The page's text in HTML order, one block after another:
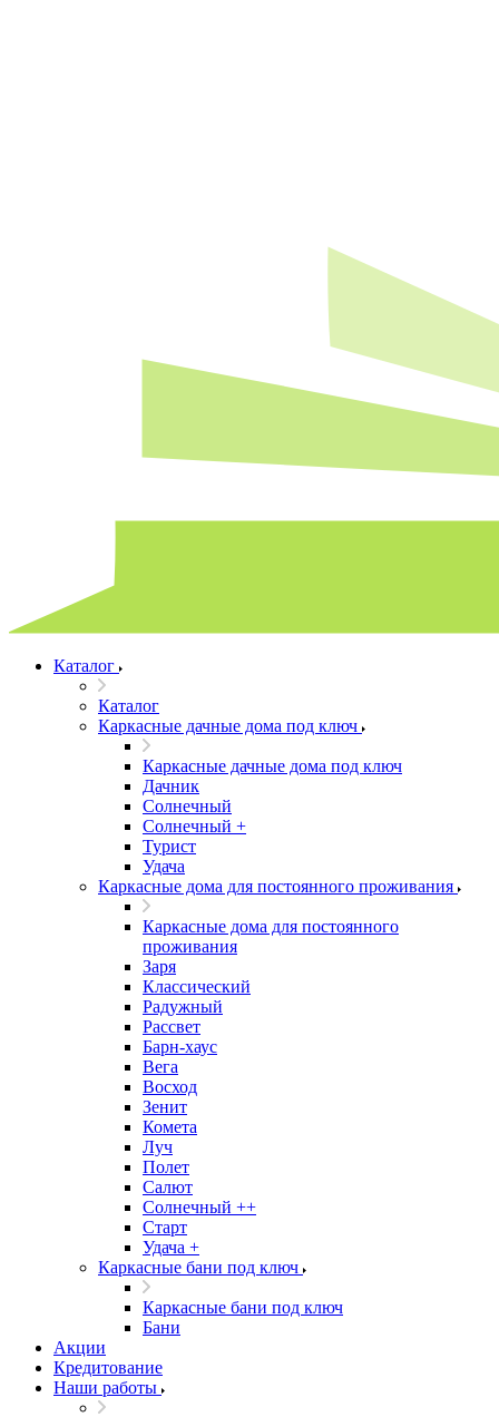
Каталог
Каталог
Каркасные дачные дома под ключ
Каркасные дачные дома под ключ
Дачник
Солнечный
Солнечный +
Турист
Удача
Каркасные дома для постоянного проживания
Каркасные дома для постоянного
проживания
Заря
Классический
Радужный
Рассвет
Барн-хаус
Вега
Восход
Зенит
Комета
Луч
Полет
Салют
Солнечный ++
Старт
Удача +
Каркасные бани под ключ
Каркасные бани под ключ
Бани
Акции
Кредитование
Наши работы